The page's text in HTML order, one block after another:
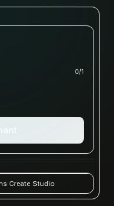
0/1
Create Studio